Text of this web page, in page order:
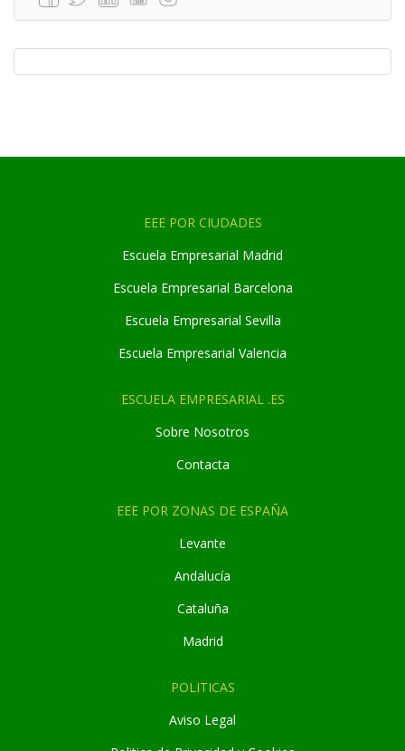
EEE POR CIUDADES
Escuela Empresarial Madrid
Escuela Empresarial Barcelona
Escuela Empresarial Sevilla
Escuela Empresarial Valencia
ESCUELA EMPRESARIAL .ES
Sobre Nosotros
Contacta
EEE POR ZONAS DE ESPAÑA
Levante
Andalucía
Cataluña
Madrid
POLITICAS
Aviso Legal